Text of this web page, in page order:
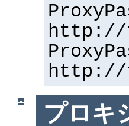
http://
http://
プロキ